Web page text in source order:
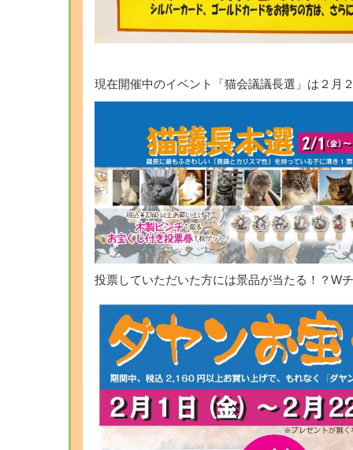
現在開催中のイベント「猫会議議長選」は２月
投票していただいた方には景品が当たる！？W